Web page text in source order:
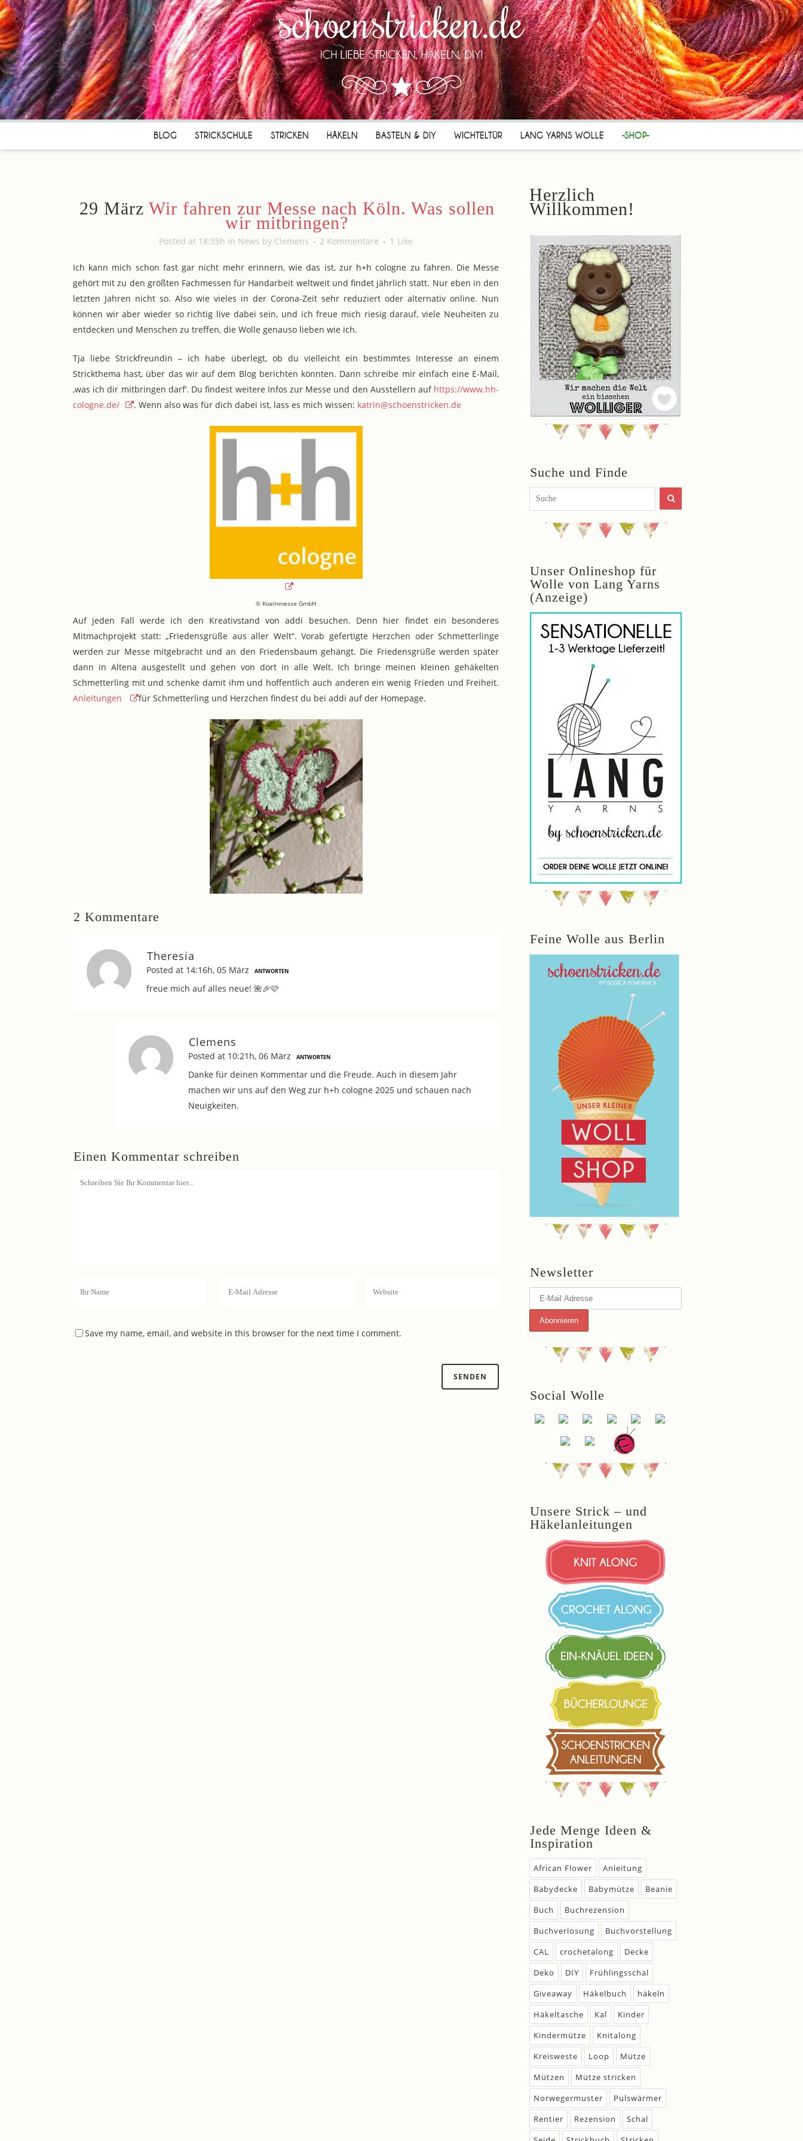
BLOG STRICKSCHULE STRICKEN HÄKELN BASTELN & DIY WICHTELTÜR LANG YARNS WOLLE -SHOP-
29 März Wir fahren zur Messe nach Köln. Was sollen
wir mitbringen?
Posted at 18:35h in News by Clemens 2 Kommentare 1 Like
Ich kann mich schon fast gar nicht mehr erinnern, wie das ist, zur h+h cologne zu fahren. Die Messe
gehört mit zu den größten Fachmessen für Handarbeit weltweit und findet jährlich statt. Nur eben in den
letzten Jahren nicht so. Also wie vieles in der Corona-Zeit sehr reduziert oder alternativ online. Nun
können wir aber wieder so richtig live dabei sein, und ich freue mich riesig darauf, viele Neuheiten zu
entdecken und Menschen zu treffen, die Wolle genauso lieben wie ich.
Tja liebe Strickfreundin – ich habe überlegt, ob du vielleicht ein bestimmtes Interesse an einem
Strickthema hast, über das wir auf dem Blog berichten könnten. Dann schreibe mir einfach eine E-Mail,
‚was ich dir mitbringen darf‘. Du findest weitere Infos zur Messe und den Ausstellern auf https://www.hh-
cologne.de/
. Wenn also was für dich dabei ist, lass es mich wissen: katrin@schoenstricken.de
© Koelnmesse GmbH
Auf jeden Fall werde ich den Kreativstand von addi besuchen. Denn hier findet ein besonderes
Mitmachprojekt statt: „Friedensgrüße aus aller Welt“. Vorab gefertigte Herzchen oder Schmetterlinge
werden zur Messe mitgebracht und an den Friedensbaum gehängt. Die Friedensgrüße werden später
dann in Altena ausgestellt und gehen von dort in alle Welt. Ich bringe meinen kleinen gehäkelten
Schmetterling mit und schenke damit ihm und hoffentlich auch anderen ein wenig Frieden und Freiheit.
Anleitungen
für Schmetterling und Herzchen findest du bei addi auf der Homepage.
2 Kommentare
Theresia
Posted at 14:16h, 05 März ANTWORTEN
freue mich auf alles neue! 🌺🎉🩷
Clemens
Posted at 10:21h, 06 März ANTWORTEN
Danke für deinen Kommentar und die Freude. Auch in diesem Jahr
machen wir uns auf den Weg zur h+h cologne 2025 und schauen nach
Neuigkeiten.
Einen Kommentar schreiben
Save my name, email, and website in this browser for the next time I comment.
Herzlich
Willkommen!
Suche und Finde
Unser Onlineshop für
Wolle von Lang Yarns
(Anzeige)
Feine Wolle aus Berlin
Newsletter
Social Wolle
Unsere Strick – und
Häkelanleitungen
Jede Menge Ideen &
Inspiration
African Flower
Anleitung
Babydecke
Babymütze
Beanie
Buch
Buchrezension
Buchverlosung
Buchvorstellung
CAL
crochetalong
Decke
Deko
DIY
Frühlingsschal
Giveaway
Häkelbuch
häkeln
Häkeltasche
Kal
Kinder
Kindermütze
Knitalong
Kreisweste
Loop
Mütze
Mützen
Mütze stricken
Norwegermuster
Pulswärmer
Rentier
Rezension
Schal